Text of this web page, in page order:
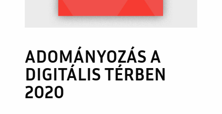
ADOMÁNYOZÁS A
DIGITÁLIS TÉRBEN
2020